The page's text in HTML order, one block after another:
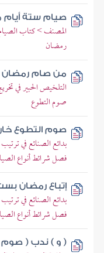
صيام ستة
المصنف > كتاب
رمضان
من صام رمضان
التلخيص الحبير في
صوم التطوع
صوم التطوع
بدائع الصنائع في
فصل شرائط أنواع
إتباع رمضان
بدائع الصنائع في
فصل شرائط أنواع
( و ) ندب ( صوم